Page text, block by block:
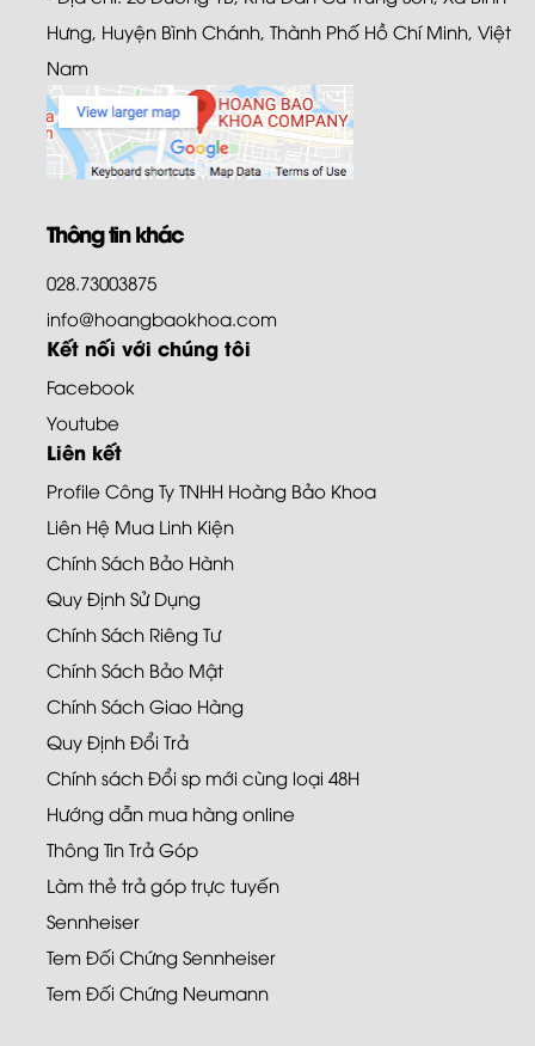
Hưng, Huyện Bình Chánh, Thành Phố Hồ Chí Minh, Việt
Nam
Thông tin khác
028.73003875
info@hoangbaokhoa.com
Kết nối với chúng tôi
Facebook
Youtube
Liên kết
Profile Công Ty TNHH Hoàng Bảo Khoa
Liên Hệ Mua Linh Kiện
Chính Sách Bảo Hành
Quy Định Sử Dụng
Chính Sách Riêng Tư
Chính Sách Bảo Mật
Chính Sách Giao Hàng
Quy Định Đổi Trả
Chính sách Đổi sp mới cùng loại 48H
Hướng dẫn mua hàng online
Thông Tin Trả Góp
Làm thẻ trả góp trực tuyến
Sennheiser
Tem Đối Chứng Sennheiser
Tem Đối Chứng Neumann